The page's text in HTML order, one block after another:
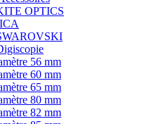
OPTICS
56 mm
60 mm
65 mm
80 mm
82 mm